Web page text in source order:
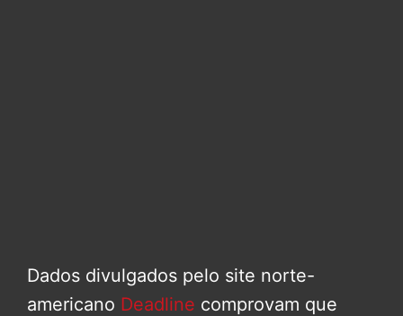
Dados divulgados pelo site norte-
americano Deadline comprovam que